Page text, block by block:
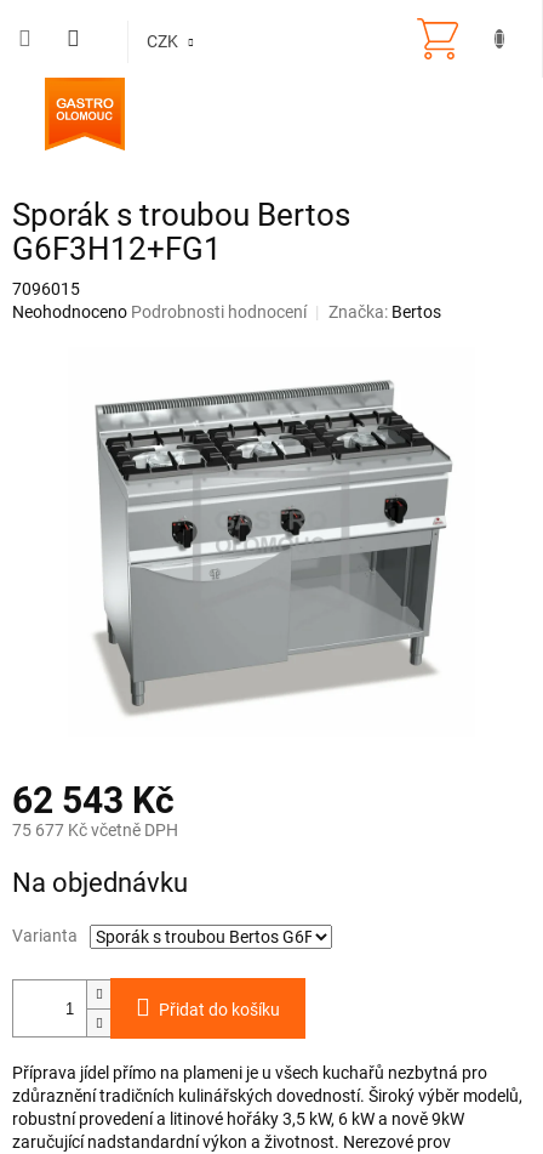
CZK
Sporák s troubou Bertos
G6F3H12+FG1
7096015
Průměrné
Neohodnoceno Podrobnosti hodnocení Značka: Bertos
62 543 Kč
75 677 Kč včetně DPH
cena:
Na objednávku
Varianta
Přidat do košíku
Příprava jídel přímo na plameni je u všech kuchařů nezbytná pro
zdůraznění tradičních kulinářských dovedností. Široký výběr modelů,
robustní provedení a litinové hořáky 3,5 kW, 6 kW a nově 9kW
zaručující nadstandardní výkon a životnost. Nerezové prov